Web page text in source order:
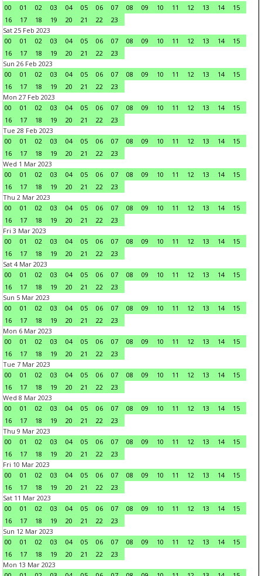
00
01 02 03 04 05 06 07 08 09 10 11 12 13 14
15
16
17 18 19 20 21 22
23
Sat 25 Feb 2023
00
01 02 03 04 05 06 07 08 09 10 11 12 13 14
15
16
17 18 19 20 21 22
23
Sun 26 Feb 2023
00
01 02 03 04 05 06 07 08 09 10 11 12 13 14
15
16
17 18 19 20 21 22
23
Mon 27 Feb 2023
00
01 02 03 04 05 06 07 08 09 10 11 12 13 14
15
16
17 18 19 20 21 22
23
Tue 28 Feb 2023
00
01 02 03 04 05 06 07 08 09 10 11 12 13 14
15
16
17 18 19 20 21 22
23
Wed 1 Mar 2023
00
01 02 03 04 05 06 07 08 09 10 11 12 13 14
15
16
17 18 19 20 21 22
23
Thu 2 Mar 2023
00
01 02 03 04 05 06 07 08 09 10 11 12 13 14
15
16
17 18 19 20 21 22
23
Fri 3 Mar 2023
00
01 02 03 04 05 06 07 08 09 10 11 12 13 14
15
16
17 18 19 20 21 22
23
Sat 4 Mar 2023
00
01 02 03 04 05 06 07 08 09 10 11 12 13 14
15
16
17 18 19 20 21 22
23
Sun 5 Mar 2023
00
01 02 03 04 05 06 07 08 09 10 11 12 13 14
15
16
17 18 19 20 21 22
23
Mon 6 Mar 2023
00
01 02 03 04 05 06 07 08 09 10 11 12 13 14
15
16
17 18 19 20 21 22
23
Tue 7 Mar 2023
00
01 02 03 04 05 06 07 08 09 10 11 12 13 14
15
16
17 18 19 20 21 22
23
Wed 8 Mar 2023
00
01 02 03 04 05 06 07 08 09 10 11 12 13 14
15
16
17 18 19 20 21 22
23
Thu 9 Mar 2023
00
01 02 03 04 05 06 07 08 09 10 11 12 13 14
15
16
17 18 19 20 21 22
23
Fri 10 Mar 2023
00
01 02 03 04 05 06 07 08 09 10 11 12 13 14
15
16
17 18 19 20 21 22
23
Sat 11 Mar 2023
00
01 02 03 04 05 06 07 08 09 10 11 12 13 14
15
16
17 18 19 20 21 22
23
Sun 12 Mar 2023
00
01 02 03 04 05 06 07 08 09 10 11 12 13 14
15
16
17 18 19 20 21 22
23
Mon 13 Mar 2023